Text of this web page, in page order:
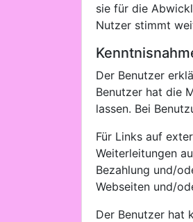
sie für die
Nutzer stimmt
Der Benutzer
Benutzer hat die
lassen. Bei
Für Links auf
Weiterleitungen
Bezahlung und/
Webseiten und/
Der Benutzer hat